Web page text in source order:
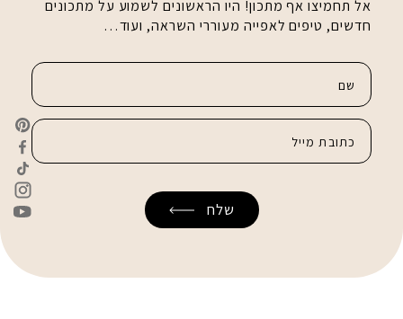
אל תחמיצו אף מתכון! היו הראשונים לשמוע על מתכונים
חדשים, טיפים לאפייה מעוררי השראה, ועוד…